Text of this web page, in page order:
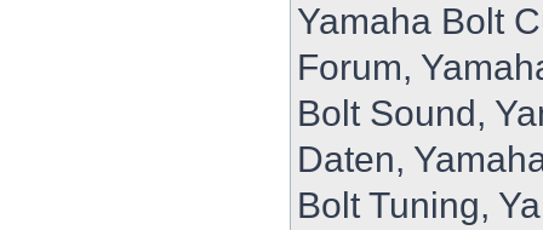
Yamaha Bolt
Forum,
Bolt Sound,
Daten,
Bolt Tuning,